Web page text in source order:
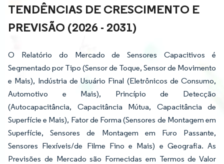
TENDÊNCIAS DE CRESCIMENTO E
PREVISÃO (2026 - 2031)
O Relatório do Mercado de Sensores Capacitivos é
Segmentado por Tipo (Sensor de Toque, Sensor de Movimento
e Mais), Indústria de Usuário Final (Eletrônicos de Consumo,
Automotivo e Mais), Princípio de Detecção
(Autocapacitância, Capacitância Mútua, Capacitância de
Superfície e Mais), Fator de Forma (Sensores de Montagem em
Superfície, Sensores de Montagem em Furo Passante,
Sensores Flexíveis/de Filme Fino e Mais) e Geografia. As
Previsões de Mercado são Fornecidas em Termos de Valor